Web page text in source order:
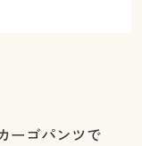
ーゴパンツで